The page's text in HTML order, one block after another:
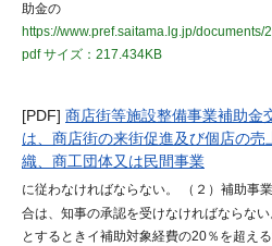
助金の
https://www.pref.saitama.lg.jp/
pdfサイズ：217.434KB
[PDF] 商店街等施設整備事業補助金
は、商店街の来街促進及び個店の
織、商工団体又は民間事業
に従わなければならない。 （２）補助事
合は、知事の承認を受けなければならない
とするときイ補助対象経費の20％を超え